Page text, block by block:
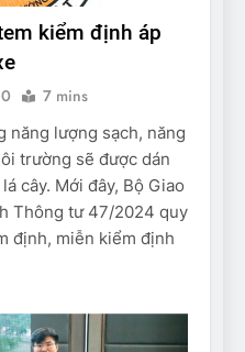
kiểm định áp
0 7 mins
năng lượng sạch, năng
trường sẽ được dán
cây. Mới đây, Bộ Giao
Thông tư 47/2024 quy
định, miễn kiểm định